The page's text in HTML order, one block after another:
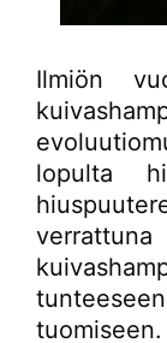
Ilmiön
lopulta